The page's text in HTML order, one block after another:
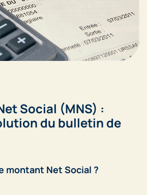
Social (MNS) :
du bulletin de
montant Net Social ?